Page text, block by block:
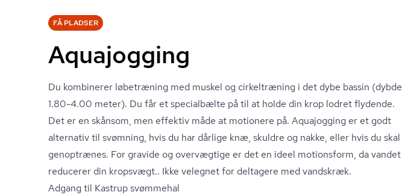
FÅ PLADSER
Aquajogging
Du kombinerer løbetræning med muskel og cirkeltræning i det dybe bassin (dybde
1.80-4.00 meter). Du får et specialbælte på til at holde din krop lodret flydende.
Det er en skånsom, men effektiv måde at motionere på. Aquajogging er et godt
alternativ til svømning, hvis du har dårlige knæ, skuldre og nakke, eller hvis du skal
genoptrænes. For gravide og overvægtige er det en ideel motionsform, da vandet
reducerer din kropsvægt.. Ikke velegnet for deltagere med vandskræk.
Adgang til Kastrup svømmehal